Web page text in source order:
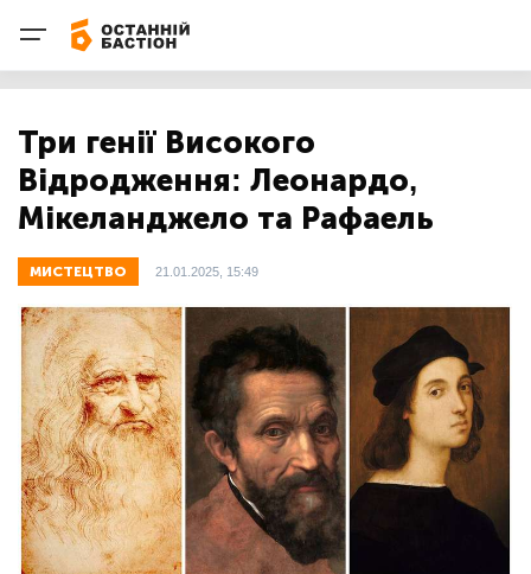
Три генії Високого
Відродження: Леонардо,
Мікеланджело та Рафаель
МИСТЕЦТВО 21.01.2025, 15:49